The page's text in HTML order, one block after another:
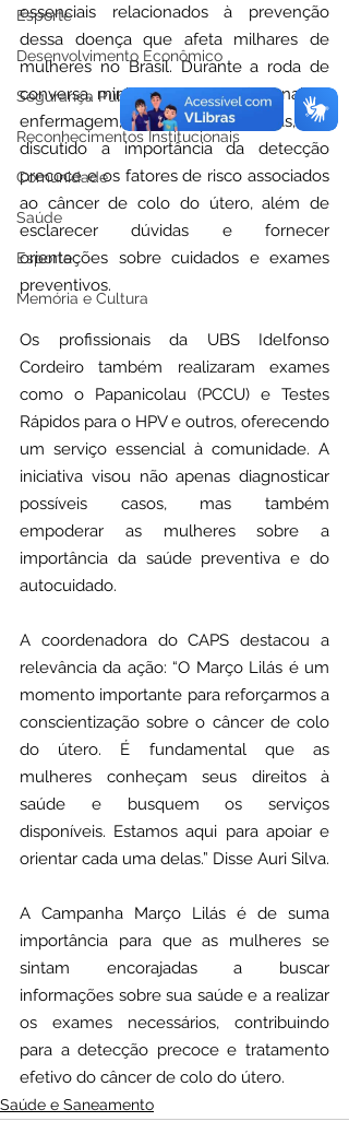
Esporte
Desenvolvimento Econômico
Segurança Pública
Reconhecimentos Institucionais
Comunidade
Saúde
Esporte
Memória e Cultura
essenciais relacionados à prevenção
dessa doença que afeta milhares de
mulheres no Brasil. Durante a roda de
conversa, ministrada pela profissional de
enfermagem, Bárbara Cabanellas, foi
discutido a importância da detecção
precoce e os fatores de risco associados
ao câncer de colo do útero, além de
esclarecer dúvidas e fornecer
orientações sobre cuidados e exames
preventivos.
Os profissionais da UBS Idelfonso
Cordeiro também realizaram exames
como o Papanicolau (PCCU) e Testes
Rápidos para o HPV e outros, oferecendo
um serviço essencial à comunidade. A
iniciativa visou não apenas diagnosticar
possíveis casos, mas também
empoderar as mulheres sobre a
importância da saúde preventiva e do
autocuidado.
A coordenadora do CAPS destacou a
relevância da ação: “O Março Lilás é um
momento importante para reforçarmos a
conscientização sobre o câncer de colo
do útero. É fundamental que as
mulheres conheçam seus direitos à
saúde e busquem os serviços
disponíveis. Estamos aqui para apoiar e
orientar cada uma delas.” Disse Auri Silva.
A Campanha Março Lilás é de suma
importância para que as mulheres se
sintam encorajadas a buscar
informações sobre sua saúde e a realizar
os exames necessários, contribuindo
para a detecção precoce e tratamento
efetivo do câncer de colo do útero.
Saúde e Saneamento